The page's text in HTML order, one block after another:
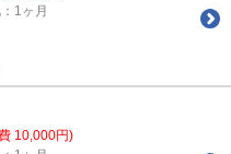
1ヶ月
10,000円)